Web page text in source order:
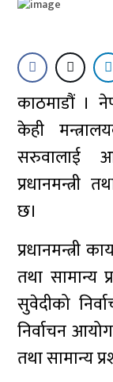
काठमाडौं ।
केही
सरुवालाई
प्रधानमन्त्री
छ।
प्रधानमन्त्री
तथा सामान्य
सुवेदीको
निर्वाचन
तथा सामान्य